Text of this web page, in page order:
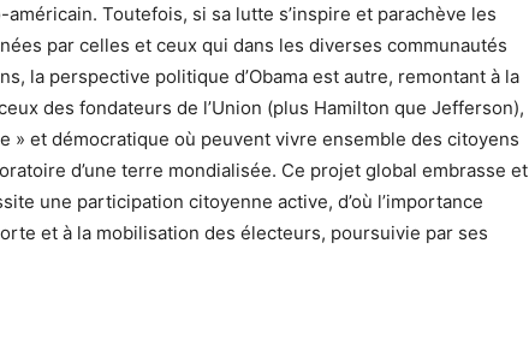
Toutefois, si sa lutte s’inspire et parachève les
par celles et ceux qui dans les diverses communautés
la perspective politique d’Obama est autre, remontant à la
des fondateurs de l’Union (plus Hamilton que Jefferson),
et démocratique où peuvent vivre ensemble des citoyens
d’une terre mondialisée. Ce projet global embrasse et
une participation citoyenne active, d’où l’importance
et à la mobilisation des électeurs, poursuivie par ses